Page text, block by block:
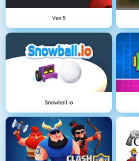
Vex 5
Snowball.io